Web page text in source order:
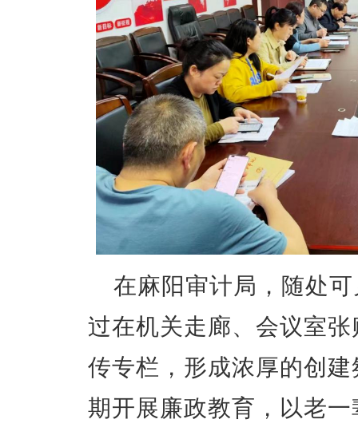
在麻阳审计局，随处
过在机关走廊、会议室
传专栏，形成浓厚的创
期开展廉政教育，以老